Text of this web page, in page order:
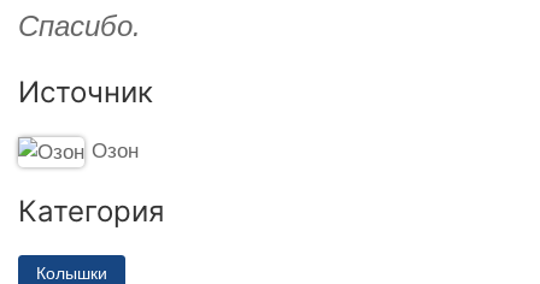
Спасибо.
Источник
Озон
Категория
Колышки